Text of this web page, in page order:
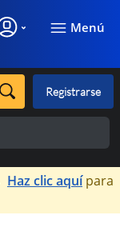
Menú
Registrarse
×
Haz clic aquípara